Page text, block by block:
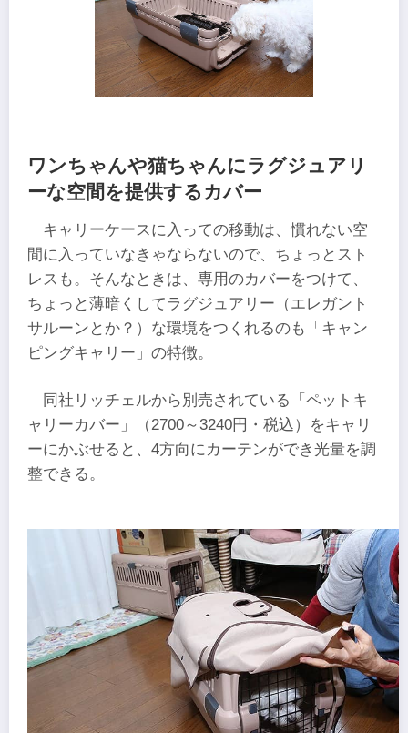
ワンちゃんや猫ちゃんにラグジュアリ
ーな空間を提供するカバー
キャリーケースに入っての移動は、慣れない空
間に入っていなきゃならないので、ちょっとスト
レスも。そんなときは、専用のカバーをつけて、
ちょっと薄暗くしてラグジュアリー（エレガント
サルーンとか？）な環境をつくれるのも「キャン
ピングキャリー」の特徴。
同社リッチェルから別売されている「ペットキ
ャリーカバー」（2700～3240円・税込）をキャリ
ーにかぶせると、4方向にカーテンができ光量を調
整できる。